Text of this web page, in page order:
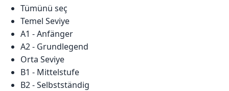
Tümünü seç
Temel Seviye
A1 - Anfänger
A2 - Grundlegend
Orta Seviye
B1 - Mittelstufe
B2 - Selbstständig